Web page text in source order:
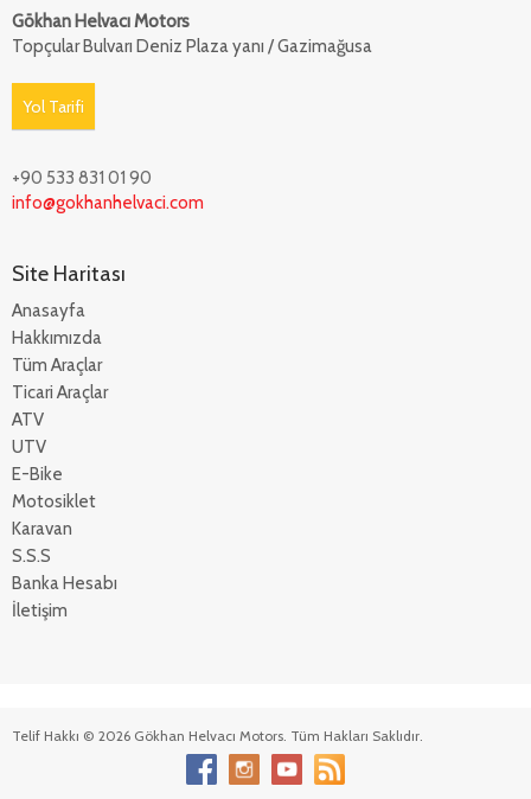
Gökhan Helvacı Motors
Topçular Bulvarı Deniz Plaza yanı / Gazimağusa
Yol Tarifi
+90 533 831 01 90
info@gokhanhelvaci.com
Site Haritası
Anasayfa
Hakkımızda
Tüm Araçlar
Ticari Araçlar
ATV
UTV
E-Bike
Motosiklet
Karavan
S.S.S
Banka Hesabı
İletişim
Telif Hakkı © 2026 Gökhan Helvacı Motors. Tüm Hakları Saklıdır.